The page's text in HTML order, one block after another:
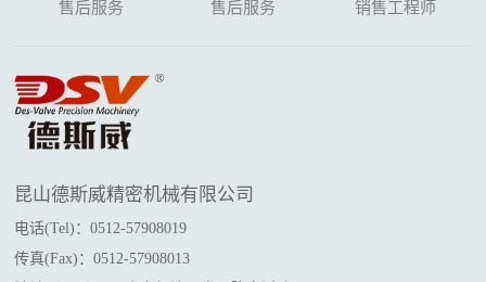
售后服务 售后服务 销售工程师
昆山德斯威精密机械有限公司
电话(Tel)：0512-57908019
传真(Fax)：0512-57908013